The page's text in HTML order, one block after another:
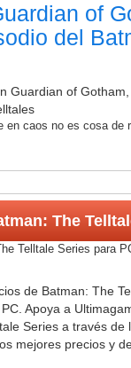
of
del
Guardian of
en caos no es cosa de
The
Telltale Series para
de Batman: The
Apoya a
Series a través de
mejores precios y